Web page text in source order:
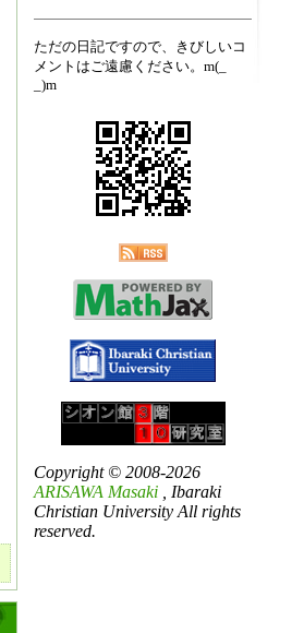
ただの日記ですので、きびしいコ
メントはご遠慮ください。m(_
_)m
Copyright © 2008-2026
ARISAWA Masaki , Ibaraki
Christian University All rights
reserved.